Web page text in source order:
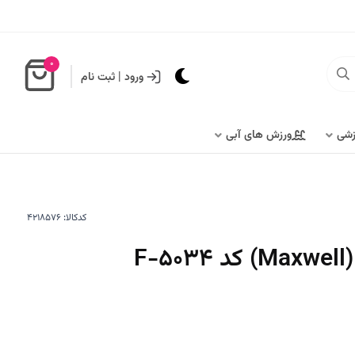
ورود | ثبت نام
0
ورزش های آبی
کدکالا: